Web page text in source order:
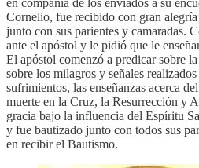
Cornelio, fue recibido con gran
junto con sus parientes y camaradas.
ante el apóstol y le pidió que le
El apóstol comenzó a predicar sobre
sobre los milagros y señales
sufrimientos, las enseñanzas acerca
muerte en la Cruz, la Resurrección y
gracia bajo la influencia del Espíritu
y fue bautizado junto con todos sus
en recibir el Bautismo.